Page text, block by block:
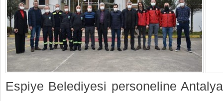
Espiye Belediyesi personeline